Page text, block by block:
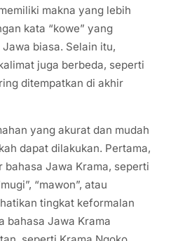
makna yang lebih
kata “kowe” yang
biasa. Selain itu,
juga berbeda, seperti
ditempatkan di akhir
yang akurat dan mudah
dapat dilakukan. Pertama,
bahasa Jawa Krama, seperti
“mawon”, atau
tingkat keformalan
bahasa Jawa Krama